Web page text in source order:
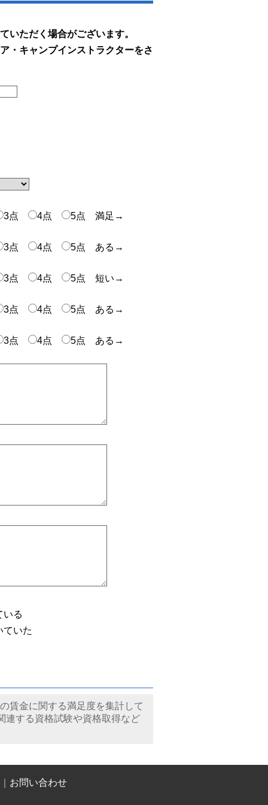
いただく場合がございます。
・キャンプインストラクターをさ
3点 4点 5点 満足→
3点 4点 5点 ある→
3点 4点 5点 短い→
3点 4点 5点 ある→
3点 4点 5点 ある→
いる
ていた
賃金に関する満足度を集計して
連する資格試験や資格取得など
お問い合わせ